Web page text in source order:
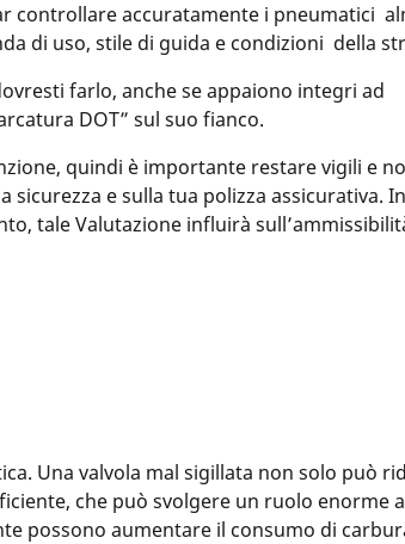
controllare accuratamente i pneumatici
di uso, stile di guida e condizioni della
farlo, anche se appaiono integri ad
DOT” sul suo fianco.
quindi è importante restare vigili e
e sulla tua polizza assicurativa.
tale Valutazione influirà
Una valvola mal sigillata non solo può
che può svolgere un ruolo enorme
possono aumentare il consumo di